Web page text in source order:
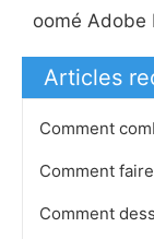
oomé Adobe
Articles
Comment
Comment